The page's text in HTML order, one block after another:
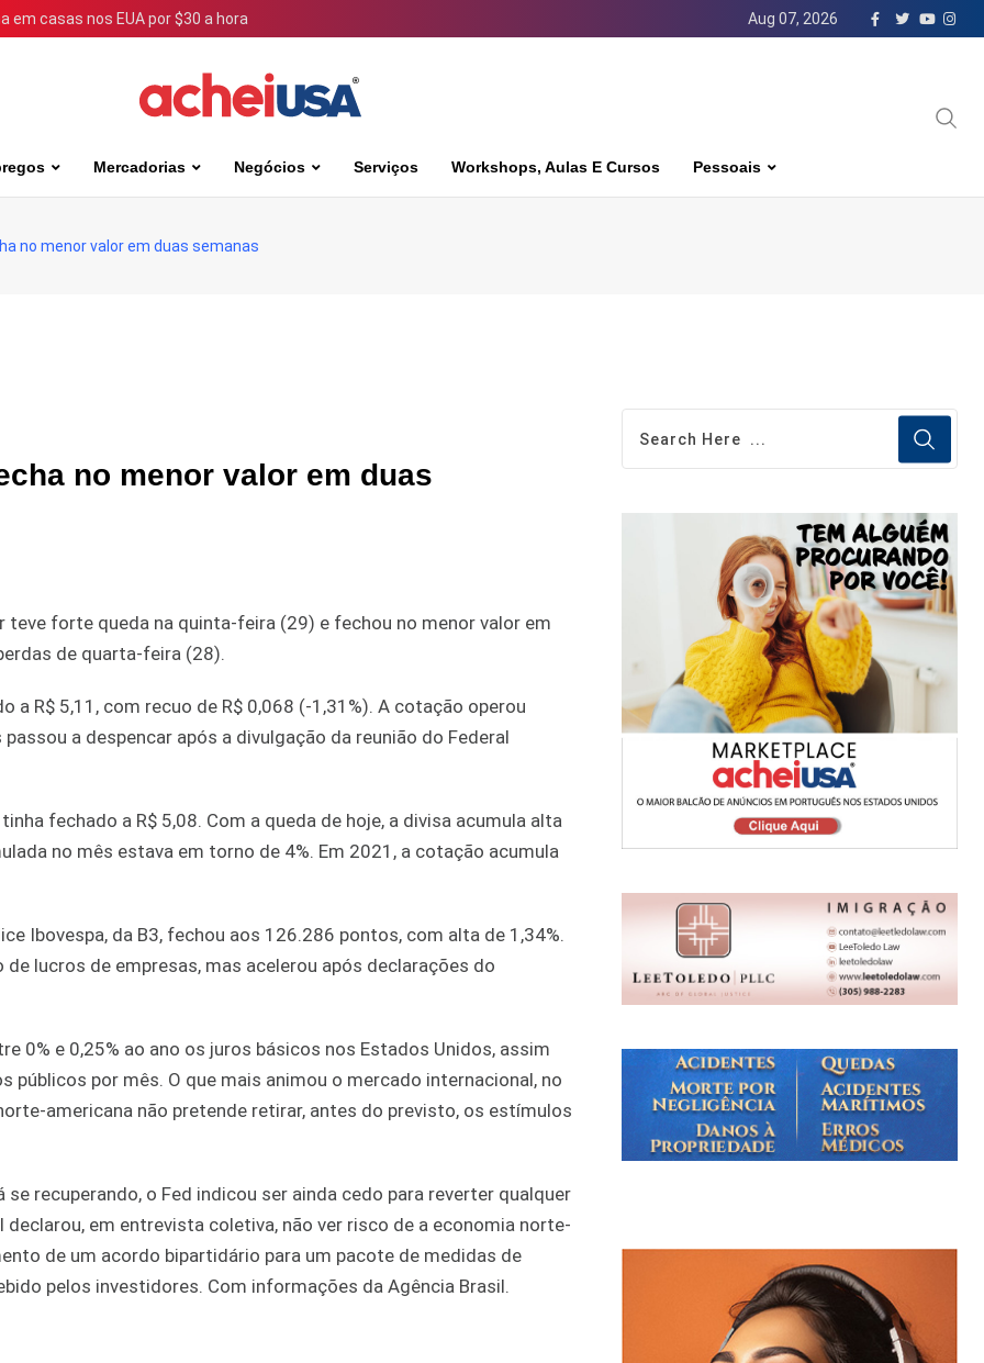
casas nos EUA por $30 a hora Aug 07, 2026
Mercadorias Negócios Serviços Workshops, Aulas E Cursos Pessoais
no menor valor em duas semanas
no menor valor em duas
teve forte queda na quinta-feira (29) e fechou no menor valor em
de quarta-feira (28).
R$ 5,11, com recuo de R$ 0,068 (-1,31%). A cotação operou
a despencar após a divulgação da reunião do Federal
fechado a R$ 5,08. Com a queda de hoje, a divisa acumula alta
no mês estava em torno de 4%. Em 2021, a cotação acumula
Ibovespa, da B3, fechou aos 126.286 pontos, com alta de 1,34%.
lucros de empresas, mas acelerou após declarações do
0% e 0,25% ao ano os juros básicos nos Estados Unidos, assim
por mês. O que mais animou o mercado internacional, no
americana não pretende retirar, antes do previsto, os estímulos
recuperando, o Fed indicou ser ainda cedo para reverter qualquer
em entrevista coletiva, não ver risco de a economia norte-
de um acordo bipartidário para um pacote de medidas de
pelos investidores. Com informações da Agência Brasil.